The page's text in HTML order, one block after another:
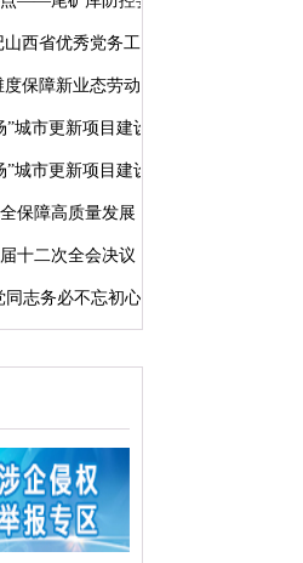
西省优秀党务工作...
保障新业态劳动者...
城市更新项目建设
城市更新项目建设
保障高质量发展
十二次全会决议
志务必不忘初心、...